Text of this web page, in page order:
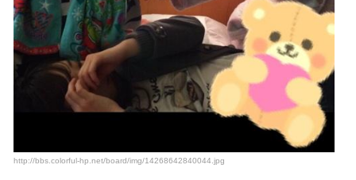
http://bbs.colorful-hp.net/board/img/14268642840044.jpg